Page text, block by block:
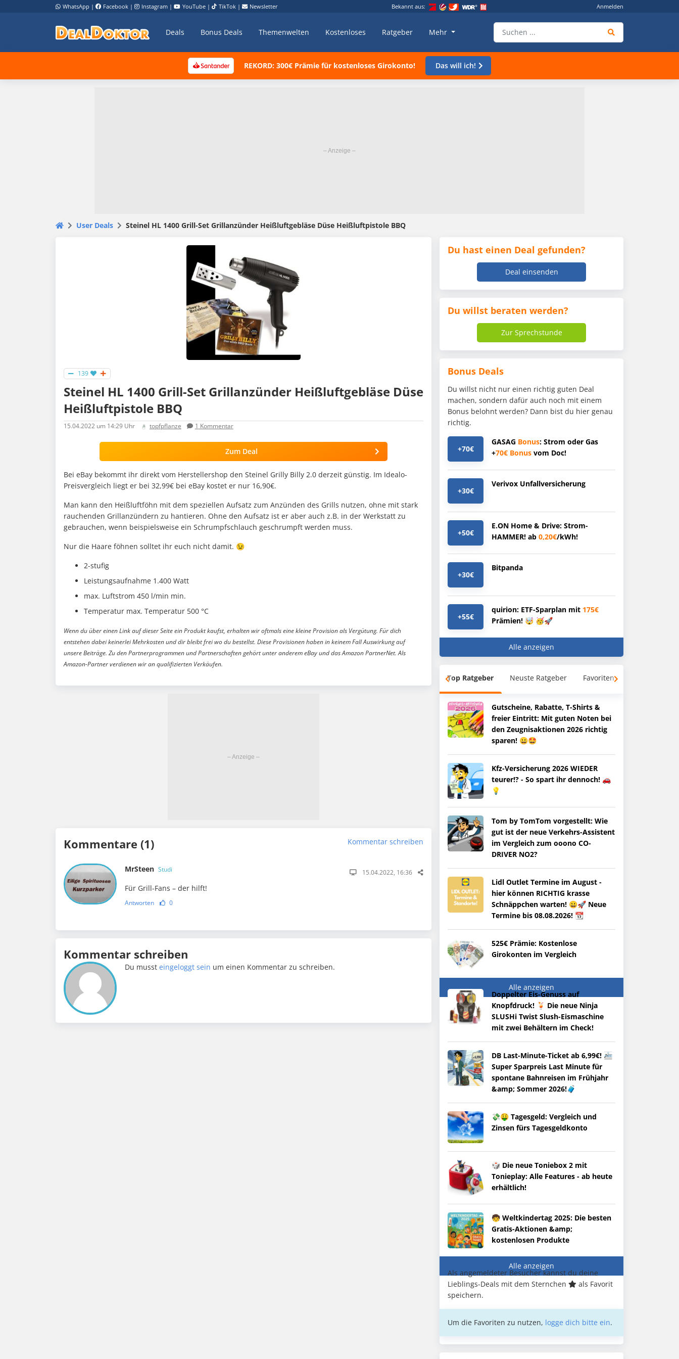
WhatsApp | Facebook | Instagram | YouTube | TikTok | Newsletter Bekannt aus: Anmelden
Deals Bonus Deals Themenwelten Kostenloses Ratgeber Mehr
REKORD: 300€ Prämie für kostenloses Girokonto! Das will ich!
User Deals Steinel HL 1400 Grill-Set Grillanzünder Heißluftgebläse Düse Heißluftpistole BBQ
139
Steinel HL 1400 Grill-Set Grillanzünder Heißluftgebläse Düse
Heißluftpistole BBQ
15.04.2022 um 14:29 Uhr topfpflanze 1 Kommentar
Zum Deal
Bei eBay bekommt ihr direkt vom Herstellershop den Steinel Grilly Billy 2.0 derzeit günstig. Im Idealo-
Preisvergleich liegt er bei 32,99€ bei eBay kostet er nur 16,90€.
Man kann den Heißluftföhn mit dem speziellen Aufsatz zum Anzünden des Grills nutzen, ohne mit stark
rauchenden Grillanzündern zu hantieren. Ohne den Aufsatz ist er aber auch z.B. in der Werkstatt zu
gebrauchen, wenn beispielsweise ein Schrumpfschlauch geschrumpft werden muss.
Nur die Haare föhnen solltet ihr euch nicht damit. 😉
2-stufig
Leistungsaufnahme 1.400 Watt
max. Luftstrom 450 l/min min.
Temperatur max. Temperatur 500 °C
Wenn du über einen Link auf dieser Seite ein Produkt kaufst, erhalten wir oftmals eine kleine Provision als Vergütung. Für dich
entstehen dabei keinerlei Mehrkosten und dir bleibt frei wo du bestellst. Diese Provisionen haben in keinem Fall Auswirkung auf
unsere Beiträge. Zu den Partnerprogrammen und Partnerschaften gehört unter anderem eBay und das Amazon PartnerNet. Als
Amazon-Partner verdienen wir an qualifizierten Verkäufen.
Kommentare (1) Kommentar schreiben
MrSteen Studi 15.04.2022, 16:36
Für Grill-Fans – der hilft!
Antworten 0
Kommentar schreiben
Du mussteingeloggt sein um einen Kommentar zu schreiben.
Du hast einen Deal gefunden?
Deal einsenden
Du willst beraten werden?
Zur Sprechstunde
Bonus Deals
Du willst nicht nur einen richtig guten Deal
machen, sondern dafür auch noch mit einem
Bonus belohnt werden? Dann bist du hier genau
richtig.
+70€
GASAG Bonus: Strom oder Gas
+70€ Bonus vom Doc!
+30€
Verivox Unfallversicherung
+50€
E.ON Home & Drive: Strom-
HAMMER! ab 0,20€/kWh!
+30€
Bitpanda
+55€
quirion: ETF-Sparplan mit 175€
Prämien! 🤯 🥳🚀
Alle anzeigen
Top Ratgeber Neuste Ratgeber Favoriten
Gutscheine, Rabatte, T-Shirts &
freier Eintritt: Mit guten Noten bei
den Zeugnisaktionen 2026 richtig
sparen! 😀🤩
Kfz-Versicherung 2026 WIEDER
teurer!? - So spart ihr dennoch! 🚗
💡
Tom by TomTom vorgestellt: Wie
gut ist der neue Verkehrs-Assistent
im Vergleich zum ooono CO-
DRIVER NO2?
Lidl Outlet Termine im August -
hier können RICHTIG krasse
Schnäppchen warten! 😀🚀 Neue
Termine bis 08.08.2026! 📆
525€ Prämie: Kostenlose
Girokonten im Vergleich
Alle anzeigen
Doppelter Eis-Genuss auf
Knopfdruck! 🍹 Die neue Ninja
SLUSHi Twist Slush-Eismaschine
mit zwei Behältern im Check!
DB Last-Minute-Ticket ab 6,99€! 🚈
Super Sparpreis Last Minute für
spontane Bahnreisen im Frühjahr
&amp; Sommer 2026!🧳
💸🤑 Tagesgeld: Vergleich und
Zinsen fürs Tagesgeldkonto
🎲 Die neue Toniebox 2 mit
Tonieplay: Alle Features - ab heute
erhältlich!
🧒 Weltkindertag 2025: Die besten
Gratis-Aktionen &amp;
kostenlosen Produkte
Alle anzeigen
Als angemeldeter Besucher kannst du deine
Lieblings-Deals mit dem Sternchen
als Favorit
speichern.
Um die Favoriten zu nutzen, logge dich bitte ein.